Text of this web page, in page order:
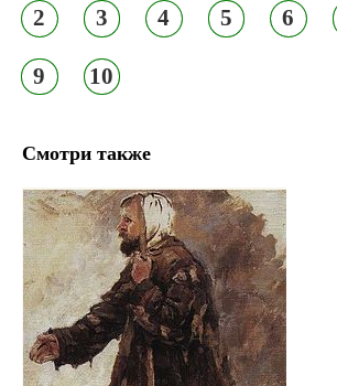
2 3 4 5 6
9 10
Смотри также